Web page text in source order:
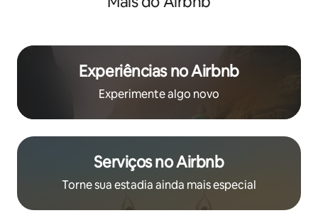
Experiências no Airbnb
Experimente algo novo
Serviços no Airbnb
Torne sua estadia ainda mais especial